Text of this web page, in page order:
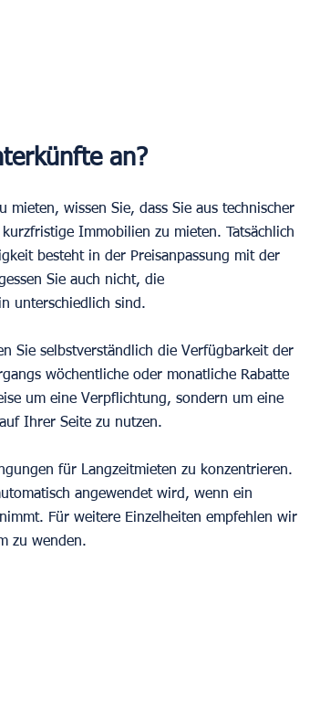
an?
wissen Sie, dass Sie aus technischer
Immobilien zu mieten. Tatsächlich
besteht in der Preisanpassung mit der
Sie auch nicht, die
unterschiedlich sind.
Sie selbstverständlich die Verfügbarkeit der
wöchentliche oder monatliche Rabatte
um eine Verpflichtung, sondern um eine
Ihrer Seite zu nutzen.
für Langzeitmieten zu konzentrieren.
angewendet wird, wenn ein
Für weitere Einzelheiten empfehlen wir
zu wenden.